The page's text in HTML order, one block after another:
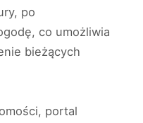
po
co umożliwia
bieżących
portal